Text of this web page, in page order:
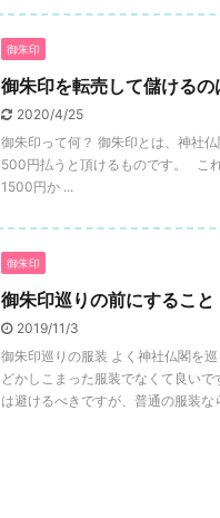
御朱印
御朱印を転売して儲けるの
2020/4/25
御朱印って何？ 御朱印とは、神社
500円払うと頂けるものです。 こ
1500円か ...
御朱印
御朱印巡りの前にすること
2019/11/3
御朱印巡りの服装 よく神社仏閣を
どかしこまった服装でなくて良い
は避けるべきですが、普通の服装な